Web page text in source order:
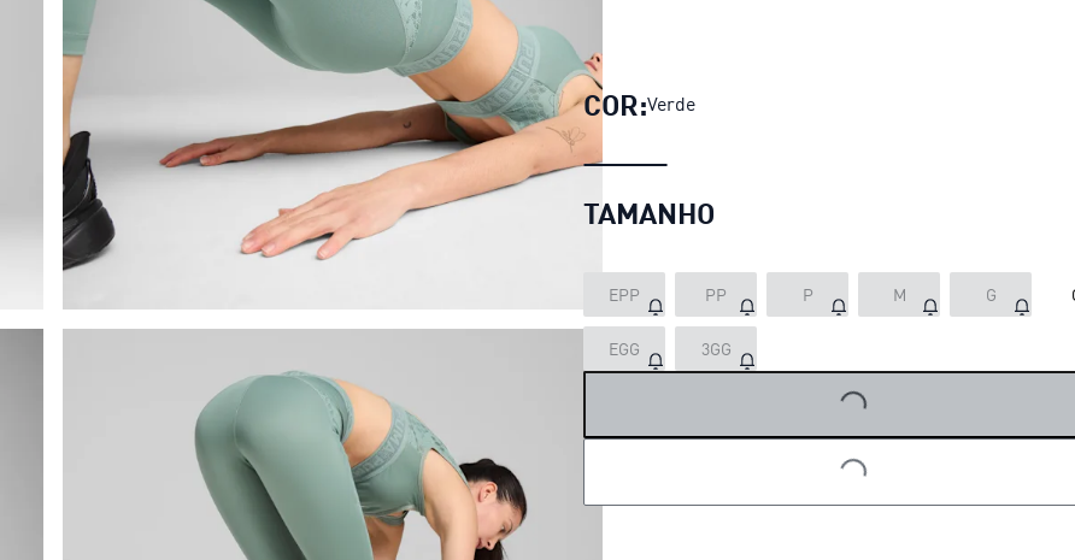
COR:Verde
TAMANHO
EPP PP P M G
EGG 3GG
LOADING...
LOADING...